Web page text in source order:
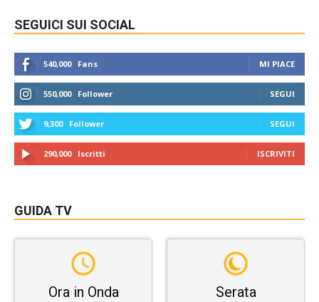
SEGUICI SUI SOCIAL
540,000 Fans MI PIACE
550,000 Follower SEGUI
9,300 Follower SEGUI
290,000 Iscritti ISCRIVITI
GUIDA TV
Ora in Onda Serata